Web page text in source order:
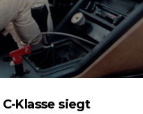
Klasse siegt